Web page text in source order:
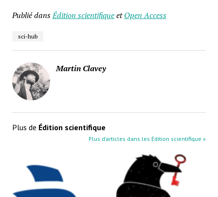
Publié dansÉdition scientifiqueetOpen Access
sci-hub
Martin Clavey
Plus de Édition scientifique
Plus d’articles dans les Édition scientifique »